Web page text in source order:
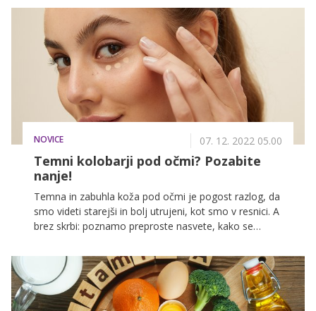
pogosta težava marsikatere predstavnice nežnejšega
spola, pojavijo pa se bodisi zaradi neprespanih oči
bodisi zaradi stresa, dehidracije, alergij ali drugih
zdravstvenih težav. Zaradi njih smo videti starejše in
bolj izčrpane, kot smo v resnici, zato ves čas iščemo
načine, kako bi se jih znebile ali vsaj omilile njihov
videz. Da bi jih za vedno izbrisale, je skoraj
nemogoče, obstaja pa kar nekaj načinov, kako se
izogniti utrujenim očem in ponovno doseči sijočo ter
mladostno kožo okoli oči.
NOVICE 07. 12. 2022 05.00
Temni kolobarji pod očmi? Pozabite
nanje!
Temna in zabuhla koža pod očmi je pogost razlog, da
smo videti starejši in bolj utrujeni, kot smo v resnici. A
brez skrbi: poznamo preproste nasvete, kako se
ponovno doseči sijočo, mladostno kožo okrog oči.